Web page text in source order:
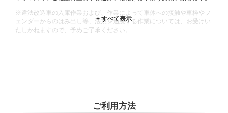
※違法改造車の入庫作業および、作業によって車体への接触や車枠やフ
ェンダーからのはみ出し等、法規を逸脱する作業については、お受けい
たしかねますので、予めご了承ください。
ご利用方法